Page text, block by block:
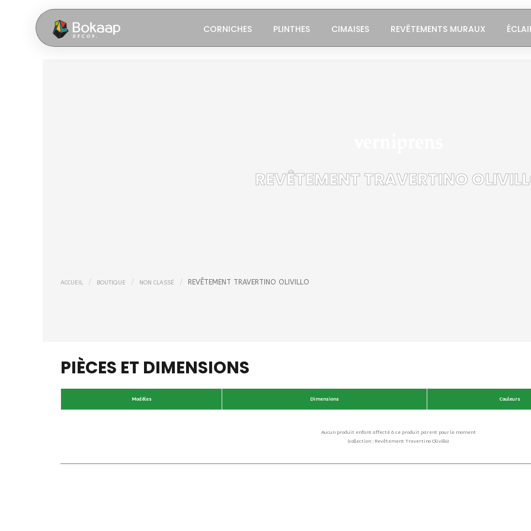
CORNICHES PLINTHES CIMAISES REVÊTEMENTS MURAUX
REVÊTEMENT TRAVERTINO
ACCUEIL BOUTIQUE NON CLASSÉ REVÊTEMENT TRAVERTINO OLIVILLO
PIÈCES ET DIMENSIONS
Modèles Dimensions Couleurs
Aucun produit enfant affecté à ce produit parent pour le moment
(collection : Revêtement Travertino Olivillo)